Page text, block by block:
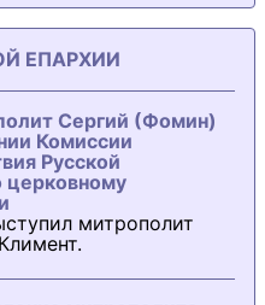
ЕПАРХИИ
Сергий (Фомин)
Комиссии
Русской
церковному
митрополит